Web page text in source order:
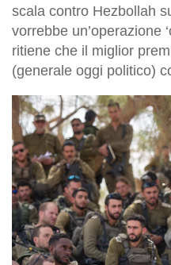
scala contro Hezbollah
vorrebbe un’operazione
ritiene che il miglior
(generale oggi politico)